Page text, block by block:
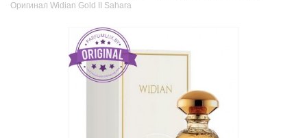
Оригинал Widian Gold II Sahara